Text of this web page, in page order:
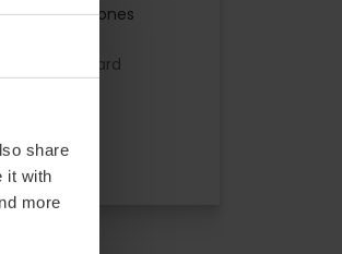
share
it with
more
- 288 opiniones
Tourist Card